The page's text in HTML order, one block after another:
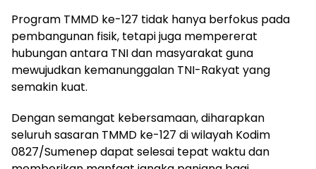
Program TMMD ke-127 tidak hanya berfokus pada
pembangunan fisik, tetapi juga mempererat
hubungan antara TNI dan masyarakat guna
mewujudkan kemanunggalan TNI-Rakyat yang
semakin kuat.
Dengan semangat kebersamaan, diharapkan
seluruh sasaran TMMD ke-127 di wilayah Kodim
0827/Sumenep dapat selesai tepat waktu dan